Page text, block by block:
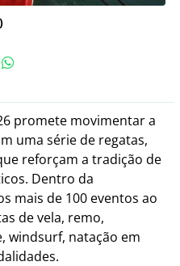
promete movimentar a
uma série de regatas,
reforçam a tradição de
Dentro da
mais de 100 eventos ao
de vela, remo,
windsurf, natação em